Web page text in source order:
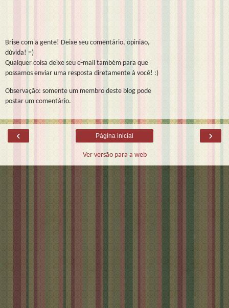
Brise com a gente! Deixe seu comentário, opinião,
dúvida! =)
Qualquer coisa deixe seu e-mail também para que
possamos enviar uma resposta diretamente à você! :)
Observação: somente um membro deste blog pode
postar um comentário.
‹ ›
Página inicial
Ver versão para a web